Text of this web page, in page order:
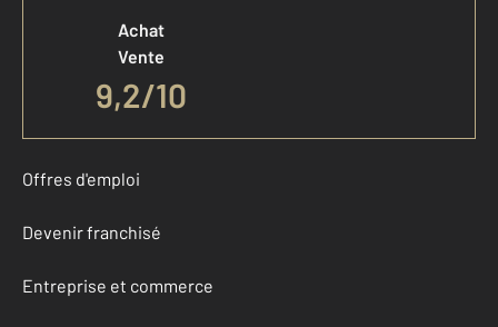
Achat
Vente
9,2/10
Offres d'emploi
Devenir franchisé
Entreprise et commerce